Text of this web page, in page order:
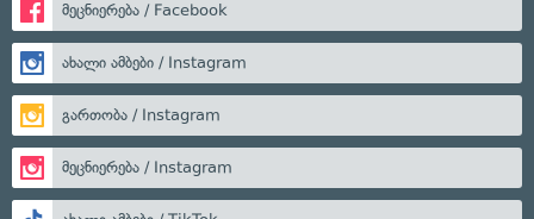
მეცნიერება / Facebook
ახალი ამბები / Instagram
გართობა / Instagram
მეცნიერება / Instagram